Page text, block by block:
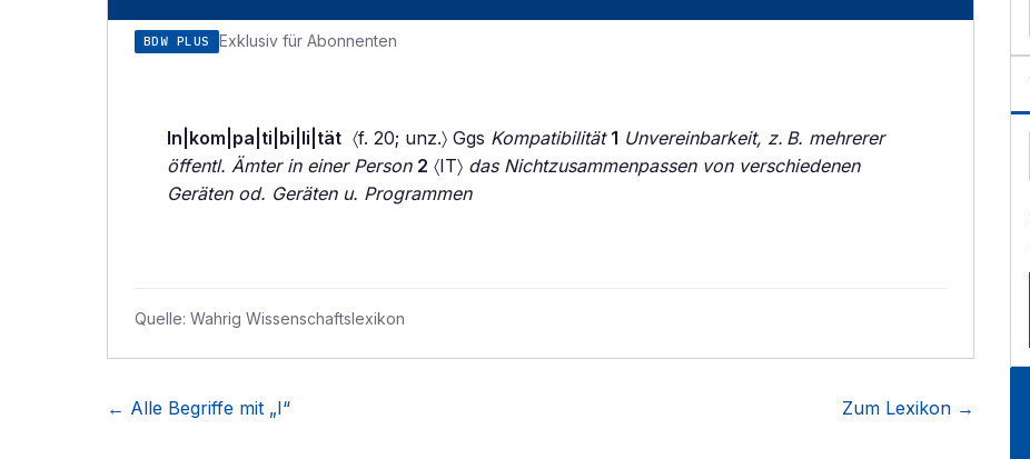
BDW PLUS Exklusiv für Abonnenten
In|kom|pa|ti|bi|li|tät 〈f. 20; unz.〉 Ggs Kompatibilität 1 Unvereinbarkeit, z. B. mehrerer
öffentl. Ämter in einer Person 2 〈IT〉 das Nichtzusammenpassen von verschiedenen
Geräten od. Geräten u. Programmen
Quelle: Wahrig Wissenschaftslexikon
← Alle Begriffe mit „I“ Zum Lexikon →